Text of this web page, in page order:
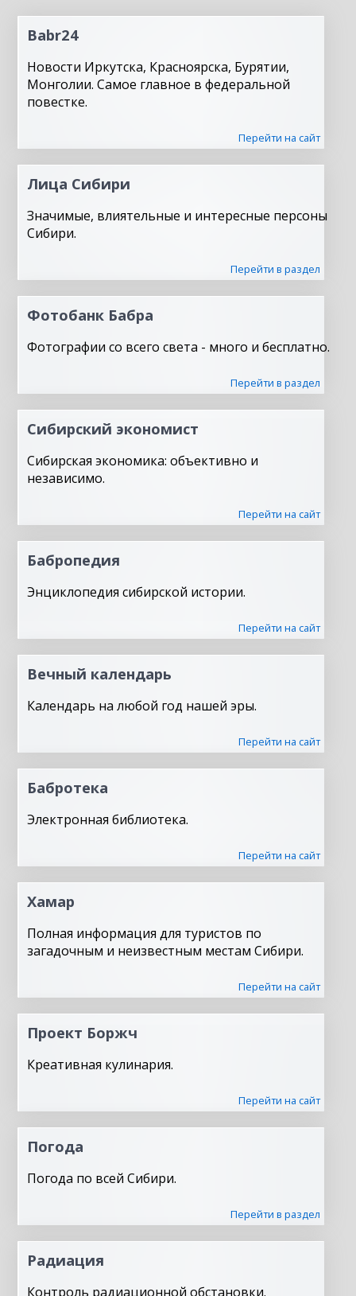
Babr24
Новости Иркутска, Красноярска, Бурятии,
Монголии. Самое главное в федеральной
повестке.
Перейти на сайт
Лица Сибири
Значимые, влиятельные и интересные персоны
Сибири.
Перейти в раздел
Фотобанк Бабра
Фотографии со всего света - много и бесплатно.
Перейти в раздел
Сибирский экономист
Сибирская экономика: объективно и
независимо.
Перейти на сайт
Бабропедия
Энциклопедия сибирской истории.
Перейти на сайт
Вечный календарь
Календарь на любой год нашей эры.
Перейти на сайт
Бабротека
Электронная библиотека.
Перейти на сайт
Хамар
Полная информация для туристов по
загадочным и неизвестным местам Сибири.
Перейти на сайт
Проект Боржч
Креативная кулинария.
Перейти на сайт
Погода
Погода по всей Сибири.
Перейти в раздел
Радиация
Контроль радиационной обстановки.